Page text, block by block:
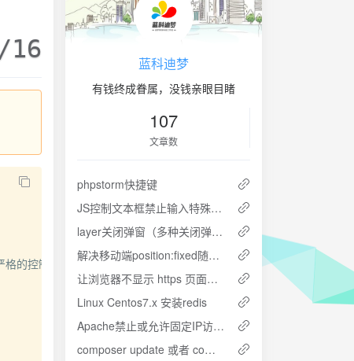
16
的控制。
蓝科迪梦
有钱终成眷属，没钱亲眼目睹
107
文章数
phpstorm快捷键
JS控制文本框禁止输入特殊字符
layer关闭弹窗（多种关闭弹窗方法）
解决移动端position:fixed随软键盘移动的问题
让浏览器不显示 https 页面中 http 请求警报 http-equiv=”Content-Security-Policy” content=”upgrade-insecure-requests”
Linux Centos7.x 安装redis
Apache禁止或允许固定IP访问特定目录、文件、URL
composer update 或者 composer install提示killed解决办法